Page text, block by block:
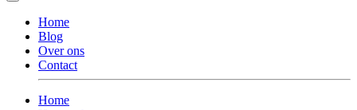
Home
Blog
Over ons
Contact
Home